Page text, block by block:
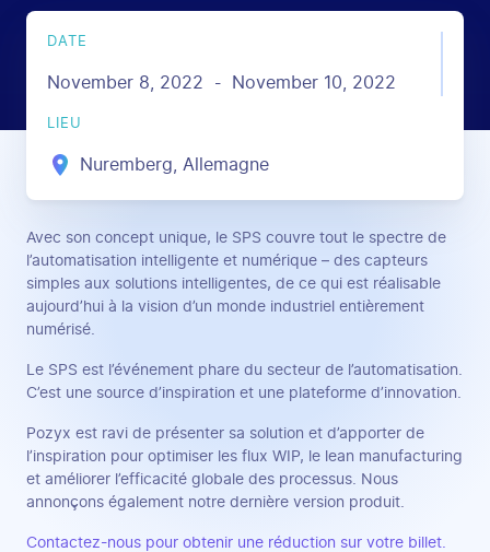
DATE
November 8, 2022 - November 10, 2022
LIEU
Nuremberg, Allemagne
Avec son concept unique, le SPS couvre tout le spectre de
l’automatisation intelligente et numérique – des capteurs
simples aux solutions intelligentes, de ce qui est réalisable
aujourd’hui à la vision d’un monde industriel entièrement
numérisé.
Le SPS est l’événement phare du secteur de l’automatisation.
C’est une source d’inspiration et une plateforme d’innovation.
Pozyx est ravi de présenter sa solution et d’apporter de
l’inspiration pour optimiser les flux WIP, le lean manufacturing
et améliorer l’efficacité globale des processus. Nous
annonçons également notre dernière version produit.
Contactez-nous pour obtenir une réduction sur votre billet.